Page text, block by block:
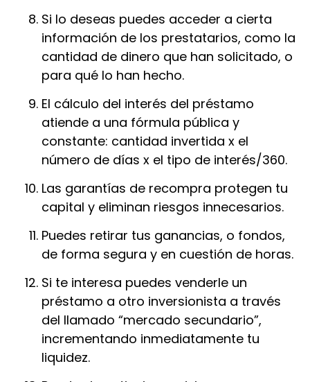
Si lo deseas puedes acceder a cierta
información de los prestatarios, como la
cantidad de dinero que han solicitado, o
para qué lo han hecho.
El cálculo del interés del préstamo
atiende a una fórmula pública y
constante: cantidad invertida x el
número de días x el tipo de interés/360.
Las garantías de recompra protegen tu
capital y eliminan riesgos innecesarios.
Puedes retirar tus ganancias, o fondos,
de forma segura y en cuestión de horas.
Si te interesa puedes venderle un
préstamo a otro inversionista a través
del llamado “mercado secundario”,
incrementando inmediatamente tu
liquidez.